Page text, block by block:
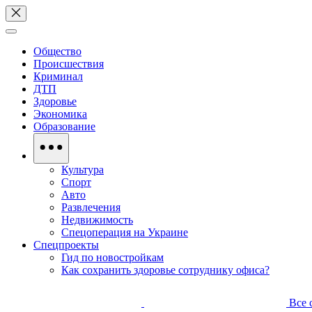
Общество
Происшествия
Криминал
ДТП
Здоровье
Экономика
Образование
Культура
Спорт
Авто
Развлечения
Недвижимость
Спецоперация на Украине
Спецпроекты
Гид по новостройкам
Как сохранить здоровье сотруднику офиса?
Все